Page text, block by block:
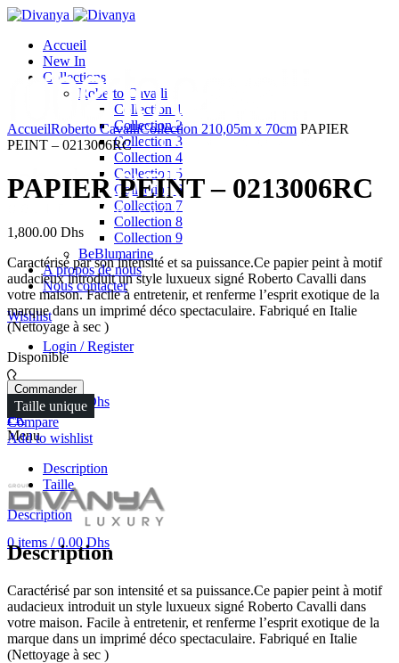
Accueil
New In
Collections
Roberto Cavalli
Collection 1
Collection 2
Collection 3
Collection 4
Collection 5
Collection 6
Collection 7
Collection 8
Collection 9
BeBlumarine
A propos de nous
Nous contacter
Wishlist
Login / Register
0items / 0.00Dhs
FR
Menu
0items / 0.00Dhs
AccueilRoberto CavalliCollection 210,05m x 70cm PAPIER
PEINT – 0213006RC
PAPIER PEINT – 0213006RC
1,800.00 Dhs
Caractérisé par son intensité et sa puissance.Ce papier peint à motif
audacieux introduit un style luxueux signé Roberto Cavalli dans
votre maison. Facile à entretenir, et renferme l’esprit exotique de la
marque dans un imprimé déco spectaculaire. Fabriqué en Italie
(Nettoyage à sec )
Disponible
Commander
Taille unique
Compare
Add to wishlist
Description
Taille
Description
Description
Caractérisé par son intensité et sa puissance.Ce papier peint à motif
audacieux introduit un style luxueux signé Roberto Cavalli dans
votre maison. Facile à entretenir, et renferme l’esprit exotique de la
marque dans un imprimé déco spectaculaire. Fabriqué en Italie
(Nettoyage à sec )